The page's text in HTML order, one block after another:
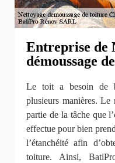
Entreprise de
démoussage
Le toit a besoin de
plusieurs manières. Le
partie de la tâche que
effectue pour bien
l’étanchéité afin
toiture. Ainsi,